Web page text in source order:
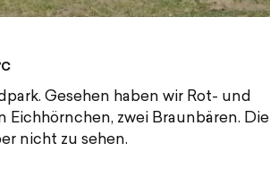
Gesehen haben wir Rot- und
Eichhörnchen, zwei Braunbären. Die
nicht zu sehen.